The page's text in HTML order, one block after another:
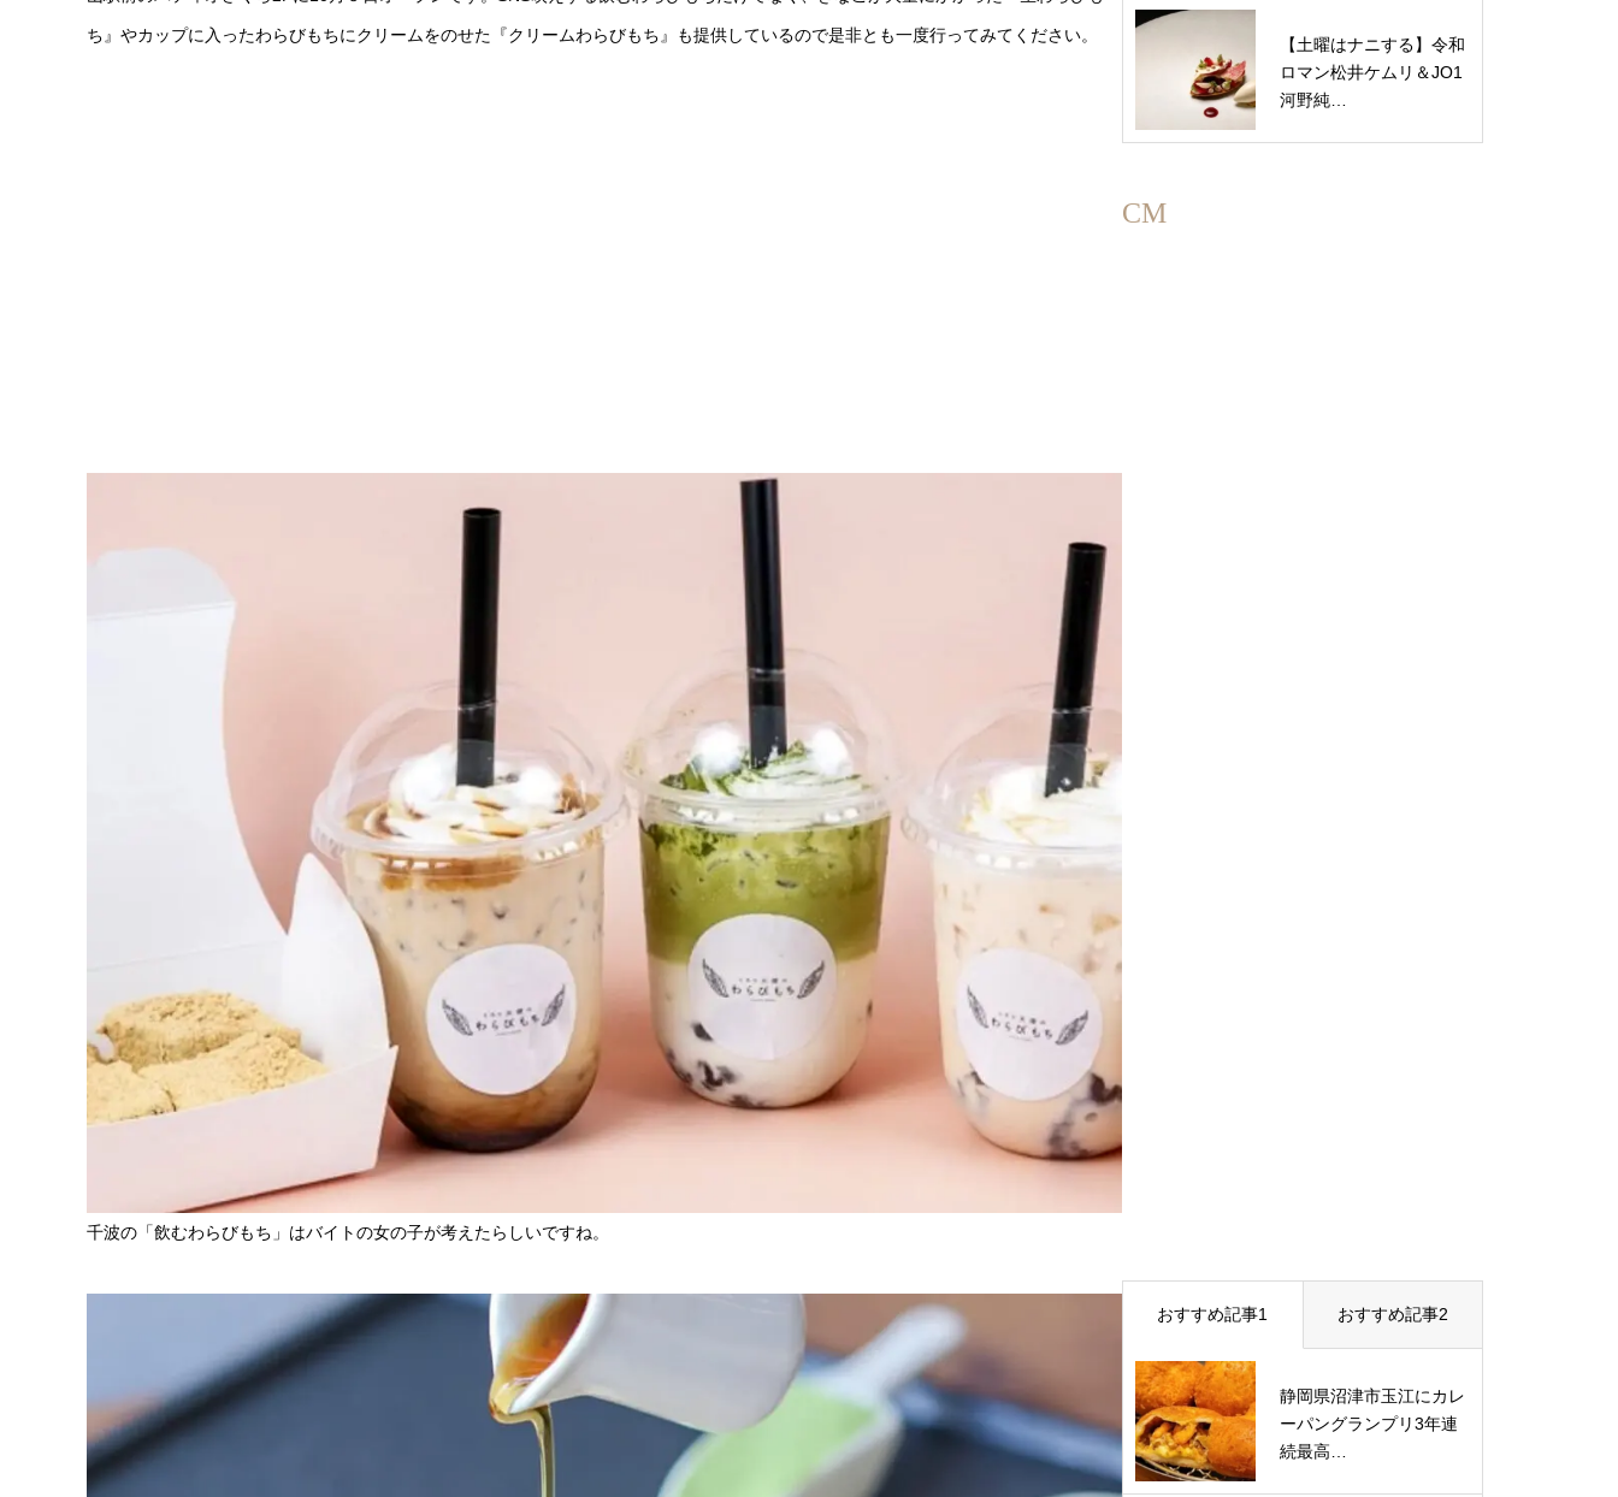
ち』やカップに入ったわらびもちにクリームをのせた『クリームわらびもち』も提供しているので是非とも一度行ってみてください。
千波の「飲むわらびもち」はバイトの女の子が考えたらしいですね。
【土曜はナニする】令和
ロマン松井ケムリ＆JO1
河野純…
CM
おすすめ記事1 おすすめ記事2
静岡県沼津市玉江にカレ
ーパングランプリ3年連
続最高…